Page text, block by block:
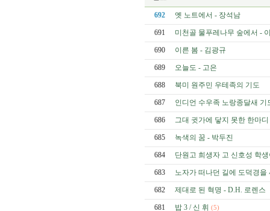
692 옛 노트에서 - 장석남
691 미천골 물푸레나무 숲에서 -
690 이른 봄 - 김광규
689 오늘도 - 고은
688 북미 원주민 우테족의 기도
687 인디언 수우족 노랑종달새 기
686 그대 귓가에 닿지 못한 한마
685 녹색의 꿈 - 박두진
684 단원고 희생자 고 신호성 학
683 노자가 떠나던 길에 도덕경을
682 제대로 된 혁명 - D.H. 로렌스
681 밥 3 / 신 휘 (5)